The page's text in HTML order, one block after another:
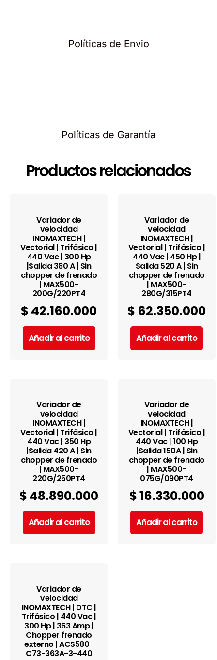
Políticas de Envio
Políticas de Garantía
Productos relacionados
Variador de
velocidad
INOMAXTECH |
Vectorial | Trifásico |
440 Vac | 300 Hp
|Salida 380 A | Sin
chopper de frenado
| MAX500-
200G/220PT4
$ 42.160.000
Añadir al carrito
Variador de
velocidad
INOMAXTECH |
Vectorial | Trifásico |
440 Vac | 450 Hp |
Salida 520 A | Sin
chopper de frenado
| MAX500-
280G/315PT4
$ 62.350.000
Añadir al carrito
Variador de
velocidad
INOMAXTECH |
Vectorial | Trifásico |
440 Vac | 350 Hp
|Salida 420 A | Sin
chopper de frenado
| MAX500-
220G/250PT4
$ 48.890.000
Añadir al carrito
Variador de
velocidad
INOMAXTECH |
Vectorial | Trifásico |
440 Vac | 100 Hp
|Salida 150A | Sin
chopper de frenado
| MAX500-
075G/090PT4
$16.330.000
Añadir al carrito
Variador de
Velocidad
INOMAXTECH | DTC |
Trifásico | 440 Vac |
300 Hp | 363 Amp |
Chopper frenado
externo | ACS580-
C73-363A-3-440